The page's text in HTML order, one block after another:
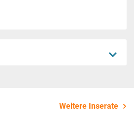
Weitere Inserate